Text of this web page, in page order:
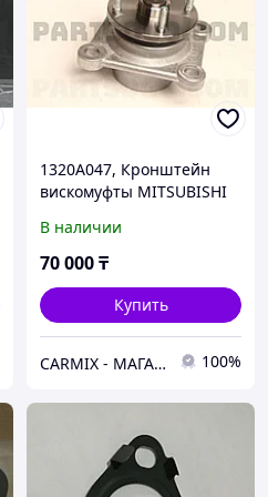
1320A047, Кронштейн
вискомуфты MITSUBISHI
2015-2023, FNF
В наличии
70 000₸
Купить
СARMIX - МАГАЗИН АВТОЗАПЧАСТЕЙ В НУР-СУЛТАНЕ (АСТАНА) 100%